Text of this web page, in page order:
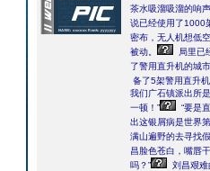
茶水吸溜吸溜的响
说已经使用了1000
密布，无人机想低
被动。
局里已
了警用直升机的城
备了5架警用直升
我们广石镇派出所
一顿！”
“要是
出这银屑病是世界
满山遍野的去寻找
昌脸色苍白，嘴唇
吗？”
刘昌艰